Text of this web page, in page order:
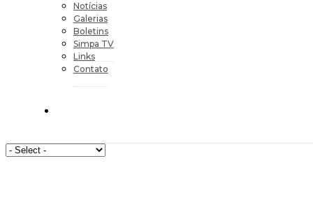
Notícias
Galerias
Boletins
Simpa TV
Links
Contato